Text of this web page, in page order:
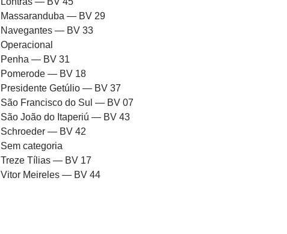
Massaranduba — BV 29
Navegantes — BV 33
Operacional
Penha — BV 31
Pomerode — BV 18
Presidente Getúlio — BV 37
São Francisco do Sul — BV 07
São João do Itaperiú — BV 43
Schroeder — BV 42
Sem categoria
Treze Tílias — BV 17
Vitor Meireles — BV 44